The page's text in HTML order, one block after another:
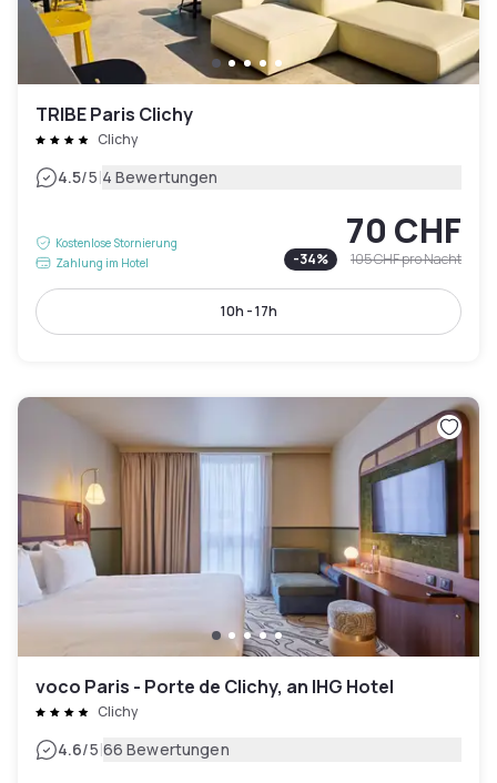
TRIBE Paris Clichy
Clichy
4.5/5|4 Bewertungen
Kostenlose Stornierung
Zahlung im Hotel
70 CHF
-34% 105 CHFpro Nacht
10h - 17h
voco Paris - Porte de Clichy, an IHG Hotel
Clichy
4.6/5|66 Bewertungen